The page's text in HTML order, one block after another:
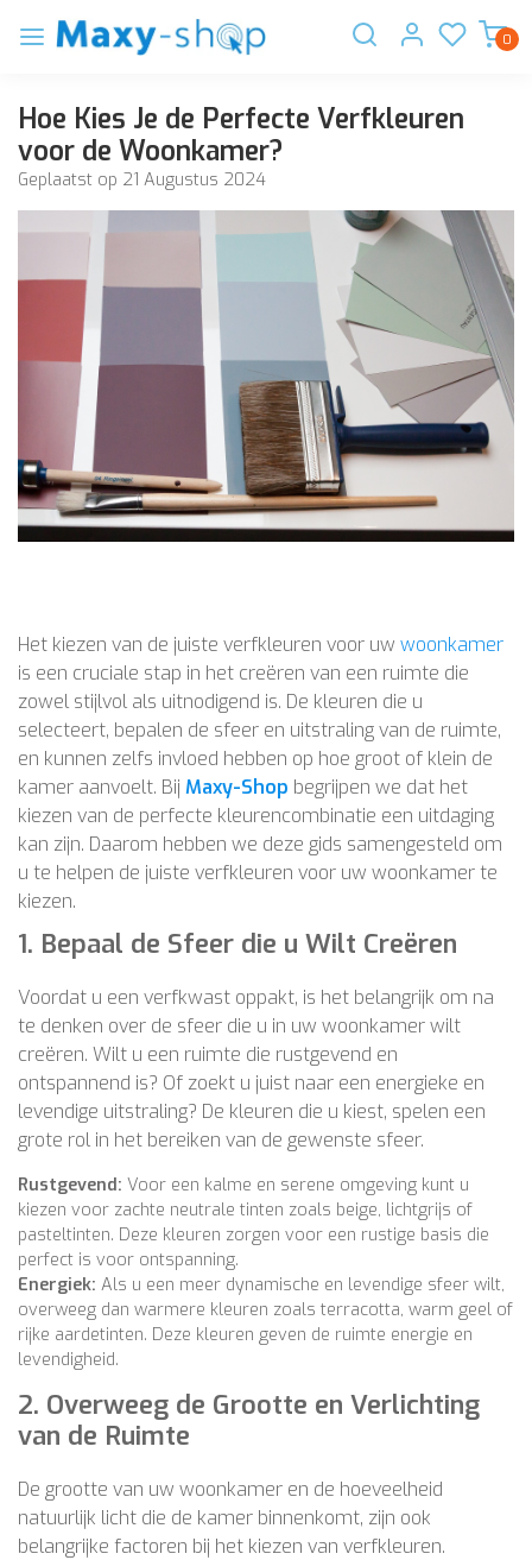
0
Hoe Kies Je de Perfecte Verfkleuren
voor de Woonkamer?
Geplaatst op 21 Augustus 2024
Het kiezen van de juiste verfkleuren voor uw woonkamer
is een cruciale stap in het creëren van een ruimte die
zowel stijlvol als uitnodigend is. De kleuren die u
selecteert, bepalen de sfeer en uitstraling van de ruimte,
en kunnen zelfs invloed hebben op hoe groot of klein de
kamer aanvoelt. Bij Maxy-Shop begrijpen we dat het
kiezen van de perfecte kleurencombinatie een uitdaging
kan zijn. Daarom hebben we deze gids samengesteld om
u te helpen de juiste verfkleuren voor uw woonkamer te
kiezen.
1. Bepaal de Sfeer die u Wilt Creëren
Voordat u een verfkwast oppakt, is het belangrijk om na
te denken over de sfeer die u in uw woonkamer wilt
creëren. Wilt u een ruimte die rustgevend en
ontspannend is? Of zoekt u juist naar een energieke en
levendige uitstraling? De kleuren die u kiest, spelen een
grote rol in het bereiken van de gewenste sfeer.
Rustgevend: Voor een kalme en serene omgeving kunt u
kiezen voor zachte neutrale tinten zoals beige, lichtgrijs of
pasteltinten. Deze kleuren zorgen voor een rustige basis die
perfect is voor ontspanning.
Energiek: Als u een meer dynamische en levendige sfeer wilt,
overweeg dan warmere kleuren zoals terracotta, warm geel of
rijke aardetinten. Deze kleuren geven de ruimte energie en
levendigheid.
2. Overweeg de Grootte en Verlichting
van de Ruimte
De grootte van uw woonkamer en de hoeveelheid
natuurlijk licht die de kamer binnenkomt, zijn ook
belangrijke factoren bij het kiezen van verfkleuren.